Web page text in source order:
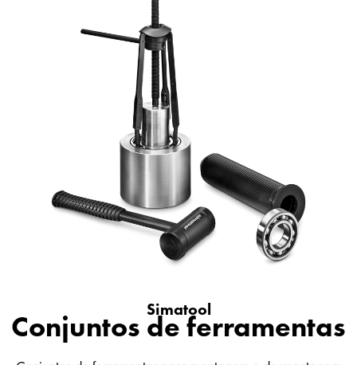
Simatool
Conjuntos de ferramentas